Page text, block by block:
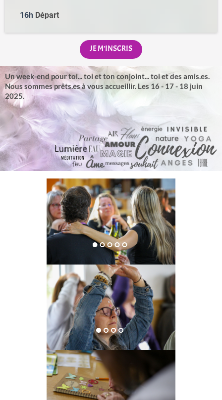
16h Départ
JE M'INSCRIS
Un week-end pour toi... toi et ton conjoint... toi et des amis.es.
Nous sommes prêts.es à vous accueillir. Les 16 - 17 - 18 juin
2025.